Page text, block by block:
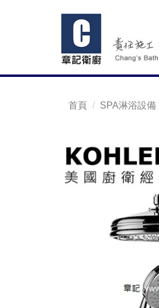
首頁 SPA淋浴設備